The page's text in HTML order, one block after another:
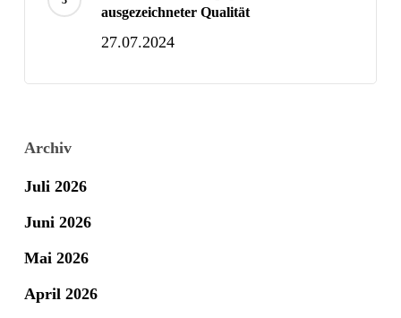
ausgezeichneter Qualität
27.07.2024
Archiv
Juli 2026
Juni 2026
Mai 2026
April 2026